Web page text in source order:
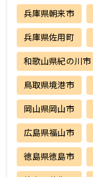
兵庫県朝来市
兵庫県佐用町
和歌山県紀の川市
鳥取県境港市
岡山県岡山市
広島県福山市
徳島県徳島市